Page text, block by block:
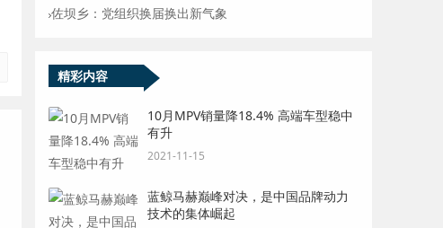
佐坝乡：党组织换届换出新气象
精彩内容
10月MPV销量降18.4% 高端车型稳中
有升
2021-11-15
蓝鲸马赫巅峰对决，是中国品牌动力
技术的集体崛起